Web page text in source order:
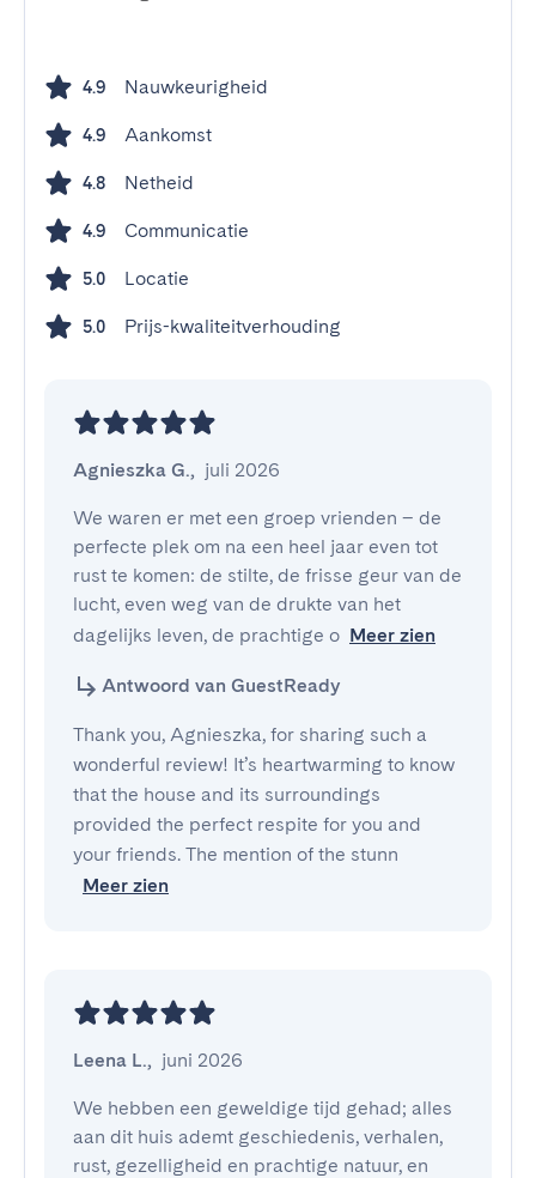
4.9 Nauwkeurigheid
4.9 Aankomst
4.8 Netheid
4.9 Communicatie
5.0 Locatie
5.0 Prijs-kwaliteitverhouding
Agnieszka G., juli 2026
We waren er met een groep vrienden – de
perfecte plek om na een heel jaar even tot
rust te komen: de stilte, de frisse geur van de
lucht, even weg van de drukte van het
dagelijks leven, de prachtige o Meer zien
Antwoord van GuestReady
Thank you, Agnieszka, for sharing such a
wonderful review! It’s heartwarming to know
that the house and its surroundings
provided the perfect respite for you and
your friends. The mention of the stunn
Meer zien
Leena L., juni 2026
We hebben een geweldige tijd gehad; alles
aan dit huis ademt geschiedenis, verhalen,
rust, gezelligheid en prachtige natuur, en